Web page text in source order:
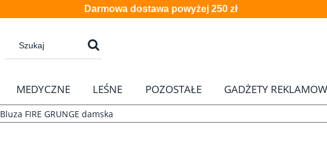
Darmowa dostawa powyżej 250 zł
MEDYCZNE LEŚNE POZOSTAŁE GADŻETY
Bluza FIRE GRUNGE damska